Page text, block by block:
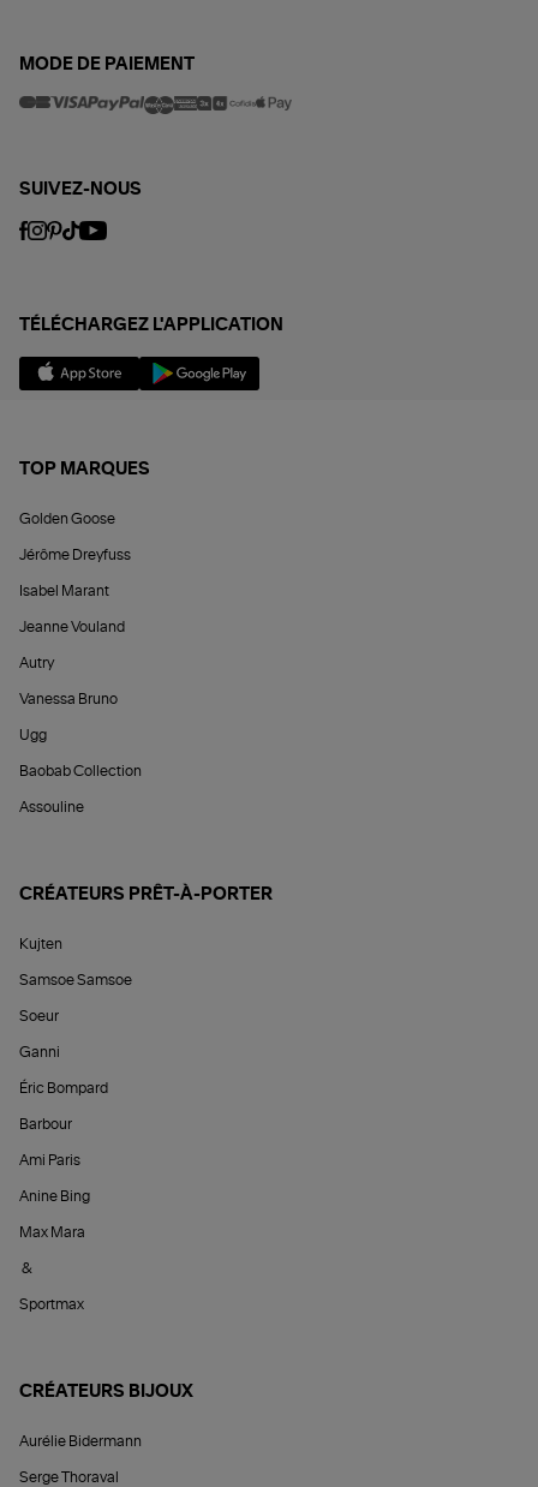
MODE DE PAIEMENT
SUIVEZ-NOUS
TÉLÉCHARGEZ L'APPLICATION
TOP MARQUES
Golden Goose
Jérôme Dreyfuss
Isabel Marant
Jeanne Vouland
Autry
Vanessa Bruno
Ugg
Baobab Collection
Assouline
CRÉATEURS PRÊT-À-PORTER
Kujten
Samsoe Samsoe
Soeur
Ganni
Éric Bompard
Barbour
Ami Paris
Anine Bing
Max Mara
&
Sportmax
CRÉATEURS BIJOUX
Aurélie Bidermann
Serge Thoraval